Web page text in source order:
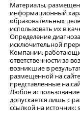
Материалы,
информационный
образовательных
использовать их в
Определение
исключительной
Компании,
ответственности за
возникшие в
размещенной на
представленные на
Любое
допускается лишь с
ссылкой на источник: